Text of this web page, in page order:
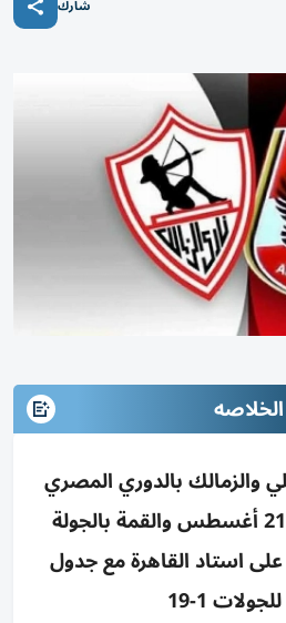
شارك
الخلاصه
والزمالك بالدوري المصري
2026-2027 تنطلق 21 أغسطس والقمة بالجولة
أكتوبر على استاد القاهرة مع جدول
1-19